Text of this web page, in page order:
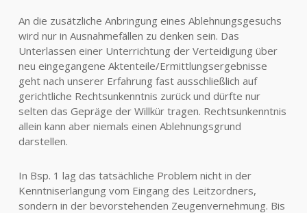
An die zusätzliche Anbringung eines Ablehnungsgesuchs
wird nur in Ausnahmefällen zu denken sein. Das
Unterlassen einer Unterrichtung der Verteidigung über
neu eingegangene Aktenteile/Ermittlungsergebnisse
geht nach unserer Erfahrung fast ausschließlich auf
gerichtliche Rechtsunkenntnis zurück und dürfte nur
selten das Gepräge der Willkür tragen. Rechtsunkenntnis
allein kann aber niemals einen Ablehnungsgrund
darstellen.
In Bsp. 1 lag das tatsächliche Problem nicht in der
Kenntniserlangung vom Eingang des Leitzordners,
sondern in der bevorstehenden Zeugenvernehmung. Bis